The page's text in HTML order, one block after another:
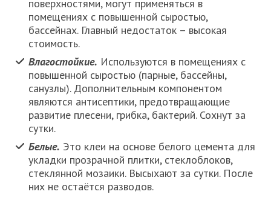
поверхностями, могут применяться в
помещениях с повышенной сыростью,
бассейнах. Главный недостаток – высокая
стоимость.
Влагостойкие. Используются в помещениях с
повышенной сыростью (парные, бассейны,
санузлы). Дополнительным компонентом
являются антисептики, предотвращающие
развитие плесени, грибка, бактерий. Сохнут за
сутки.
Белые. Это клеи на основе белого цемента для
укладки прозрачной плитки, стеклоблоков,
стеклянной мозаики. Высыхают за сутки. После
них не остаётся разводов.